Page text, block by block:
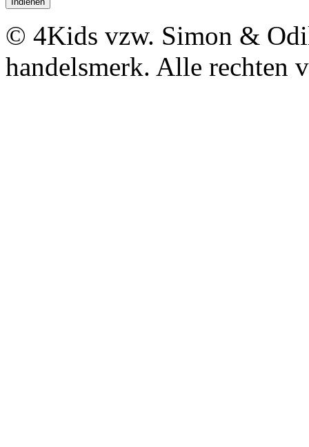
© 4Kids vzw. Simon &
handelsmerk. Alle rechten